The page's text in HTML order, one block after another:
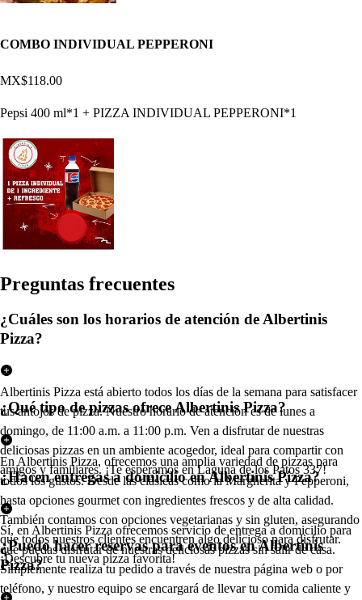
COMBO INDIVIDUAL PEPPERONI
MX$118.00
Pepsi 400 ml*1 + PIZZA INDIVIDUAL PEPPERONI*1
Preguntas frecuentes
¿Cuáles son los horarios de atención de Albertinis
Pizza?
Albertinis Pizza está abierto todos los días de la semana para satisfacer
tus antojos de pizza. Nuestro horario de atención es de lunes a
domingo, de 11:00 a.m. a 11:00 p.m. Ven a disfrutar de nuestras
deliciosas pizzas en un ambiente acogedor, ideal para compartir con
amigos y familiares. ¡Te esperamos en Laguna de los Patos 337!
¿Qué tipo de pizzas ofrece Albertinis Pizza?
En Albertinis Pizza, ofrecemos una amplia variedad de pizzas para
todos los gustos. Desde las clásicas como la Margherita y Pepperoni,
hasta opciones gourmet con ingredientes frescos y de alta calidad.
También contamos con opciones vegetarianas y sin gluten, asegurando
que todos nuestros clientes encuentren algo delicioso para disfrutar.
¡Descubre tu nueva pizza favorita!
¿Hacen entregas a domicilio en Albertinis Pizza?
Sí, en Albertinis Pizza ofrecemos servicio de entrega a domicilio para
que puedas disfrutar de nuestras deliciosas pizzas sin salir de casa.
Simplemente realiza tu pedido a través de nuestra página web o por
teléfono, y nuestro equipo se encargará de llevar tu comida caliente y
¿Puedo hacer reservas para eventos en Albertinis
Pizza?